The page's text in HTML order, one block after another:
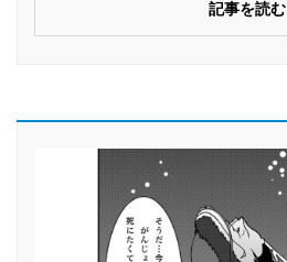
記事を読む